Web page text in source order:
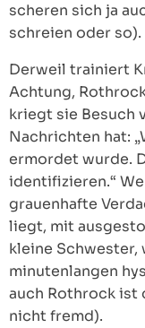
scheren sich ja
schreien oder so).
Derweil trainiert
Achtung,
kriegt sie Besuch
Nachrichten hat:
ermordet wurde.
identifizieren.“
grauenhafte
liegt, mit
kleine Schwester,
minutenlangen
auch Rothrock ist
nicht fremd).